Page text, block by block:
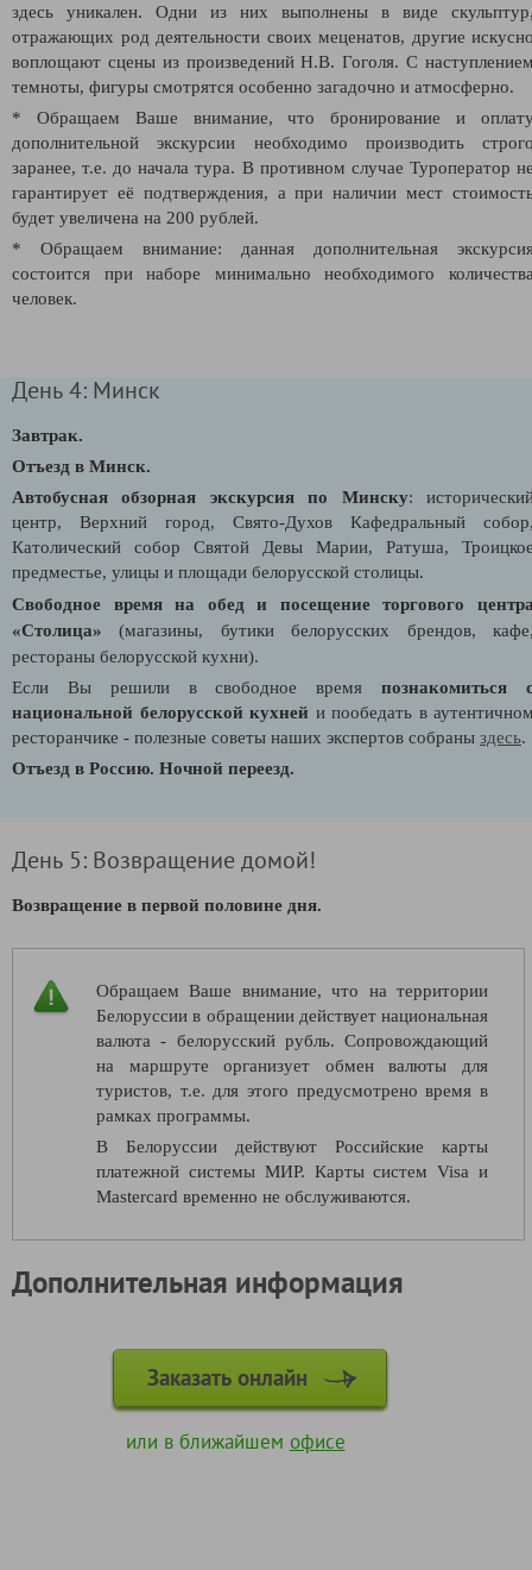
здесь уникален. Одни из них выполнены в виде
отражающих род деятельности своих меценатов, другие
воплощают сцены из произведений Н.В. Гоголя. С
темноты, фигуры смотрятся особенно загадочно и атмосферно.
* Обращаем Ваше внимание, что бронирование и
дополнительной экскурсии необходимо производить
заранее, т.е. до начала тура. В противном случае Туроператор
гарантирует её подтверждения, а при наличии мест
будет увеличена на 200 рублей.
* Обращаем внимание: данная дополнительная
состоится при наборе минимально необходимого
человек.
День 4: Минск
Завтрак.
Отъезд в Минск.
Автобусная обзорная экскурсия по Минску:
центр, Верхний город, Свято-Духов Кафедральный
Католический собор Святой Девы Марии, Ратуша,
предместье, улицы и площади белорусской столицы.
Свободное время на обед и посещение торгового
«Столица» (магазины, бутики белорусских брендов,
рестораны белорусской кухни).
Если Вы решили в свободное времяпознакомиться
национальной белорусской кухней и пообедать в
ресторанчике - полезные советы наших экспертов собраны здесь.
Отъезд в Россию. Ночной переезд.
День 5: Возвращение домой!
Возвращение в первой половине дня.
Обращаем Ваше внимание, что на территории
Белоруссии в обращении действует национальная
валюта - белорусский рубль. Сопровождающий
на маршруте организует обмен валюты для
туристов, т.е. для этого предусмотрено время в
рамках программы.
В Белоруссии действуют Российские карты
платежной системы МИР. Карты систем Visa и
Mastercard временно не обслуживаются.
Дополнительная информация
Заказать онлайн
или в ближайшем офисе